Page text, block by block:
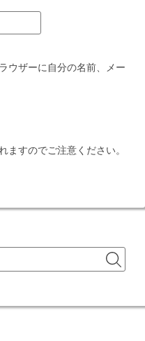
ウザーに自分の名前、メー
ますのでご注意ください。